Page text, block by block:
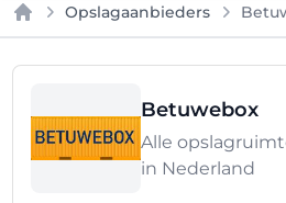
Home
Opslagaanbieders
Betuwebox
Alle
in Nederland